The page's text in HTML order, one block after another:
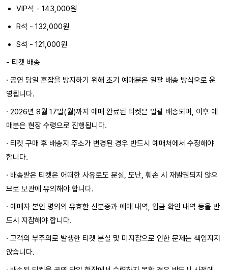
VIP석 - 143,000원
R석 - 132,000원
S석 - 121,000원
- 티켓 배송
· 공연 당일 혼잡을 방지하기 위해 초기 예매분은 일괄 배송 방식으로 운
영됩니다.
· 2026년 8월 17일(월)까지 예매 완료된 티켓은 일괄 배송되며, 이후 예
매분은 현장 수령으로 진행됩니다.
· 티켓 구매 후 배송지 주소가 변경된 경우 반드시 예매처에서 수정해야
합니다.
· 배송받은 티켓은 어떠한 사유로도 분실, 도난, 훼손 시 재발권되지 않으
므로 보관에 유의해야 합니다.
· 예매자 본인 명의의 유효한 신분증과 예매 내역, 입금 확인 내역 등을 반
드시 지참해야 합니다.
· 고객의 부주의로 발생한 티켓 분실 및 미지참으로 인한 문제는 책임지지
않습니다.